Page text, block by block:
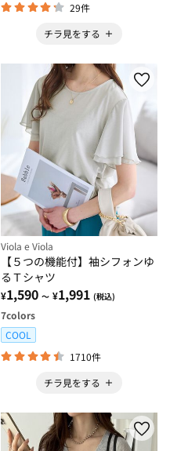
29件
チラ見をする
Viola e Viola
【５つの機能付】袖シフォンゆ
るＴシャツ
¥1,590 ～ ¥1,991 (税込)
7colors
COOL
1710件
チラ見をする